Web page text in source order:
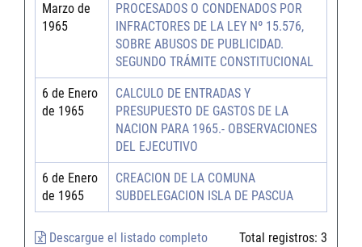
Marzo de
1965
PROCESADOS O CONDENADOS POR
INFRACTORES DE LA LEY Nº 15.576,
SOBRE ABUSOS DE PUBLICIDAD.
SEGUNDO TRÁMITE CONSTITUCIONAL
6 de Enero
de 1965
CALCULO DE ENTRADAS Y
PRESUPUESTO DE GASTOS DE LA
NACION PARA 1965.- OBSERVACIONES
DEL EJECUTIVO
6 de Enero
de 1965
CREACION DE LA COMUNA
SUBDELEGACION ISLA DE PASCUA
Descargue el listado completo Total registros: 3